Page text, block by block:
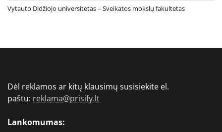
Vytauto Didžiojo universitetas– Sveikatos mokslų fakultetas
Dėl reklamos ar kitų klausimų susisiekite el.
paštu: reklama@prisify.lt
Lankomumas: